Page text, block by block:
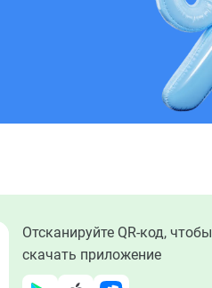
Отсканируйте QR-код, чтобы
скачать приложение